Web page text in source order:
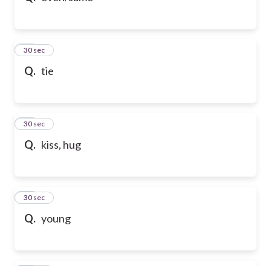
Q. tie
21
30 sec
Q. kiss, hug
22
30 sec
Q. young
23
30 sec